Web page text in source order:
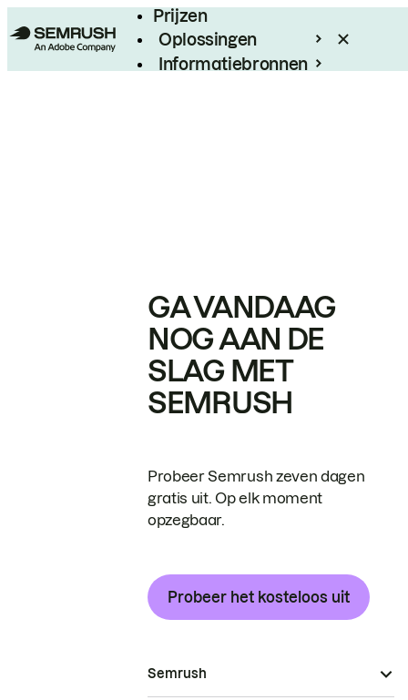
Prijzen
Oplossingen
Informatiebronnen
GA VANDAAG
NOG AAN DE
SLAG MET
SEMRUSH
Probeer Semrush zeven dagen
gratis uit. Op elk moment
opzegbaar.
Probeer het kosteloos uit
Semrush